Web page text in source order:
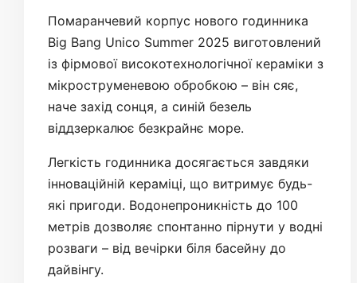
Помаранчевий корпус нового годинника
Big Bang Unico Summer 2025 виготовлений
із фірмової високотехнологічної кераміки з
мікроструменевою обробкою – він сяє,
наче захід сонця, а синій безель
віддзеркалює безкрайнє море.
Легкість годинника досягається завдяки
інноваційній кераміці, що витримує будь-
які пригоди. Водонепроникність до 100
метрів дозволяє спонтанно пірнути у водні
розваги – від вечірки біля басейну до
дайвінгу.